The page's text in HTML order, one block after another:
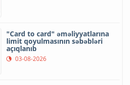
"Card to card" əməliyyatlarına
limit qoyulmasının səbəbləri
açıqlanıb
03-08-2026